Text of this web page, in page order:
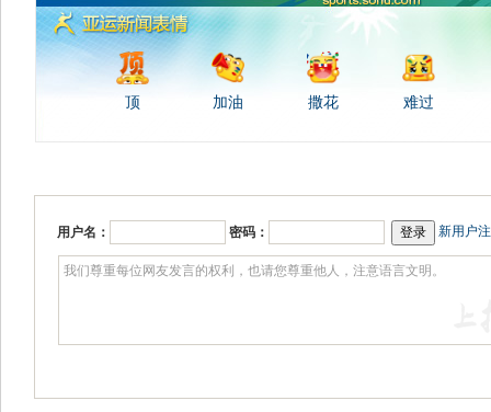
顶 加油 撒花 难过
用户名： 密码： 新用户